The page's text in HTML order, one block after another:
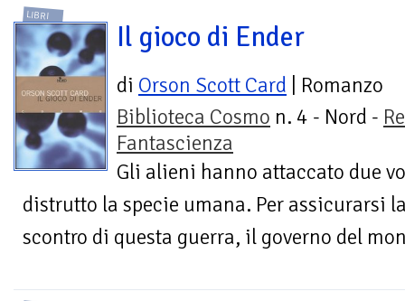
LIBRI
Il gioco di Ender
di Orson Scott Card | Romanzo
Biblioteca Cosmo n. 4 - Nord -
Fantascienza
Gli alieni hanno attaccato due
distrutto la specie umana. Per assicurarsi
scontro di questa guerra, il governo del